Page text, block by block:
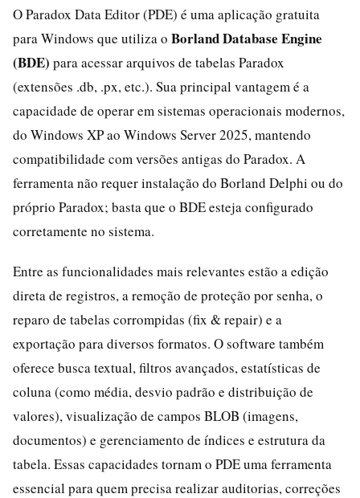
O Paradox Data Editor (PDE) é uma aplicação gratuita
para Windows que utiliza o Borland Database Engine
(BDE) para acessar arquivos de tabelas Paradox
(extensões .db, .px, etc.). Sua principal vantagem é a
capacidade de operar em sistemas operacionais modernos,
do Windows XP ao Windows Server 2025, mantendo
compatibilidade com versões antigas do Paradox. A
ferramenta não requer instalação do Borland Delphi ou do
próprio Paradox; basta que o BDE esteja configurado
corretamente no sistema.
Entre as funcionalidades mais relevantes estão a edição
direta de registros, a remoção de proteção por senha, o
reparo de tabelas corrompidas (fix & repair) e a
exportação para diversos formatos. O software também
oferece busca textual, filtros avançados, estatísticas de
coluna (como média, desvio padrão e distribuição de
valores), visualização de campos BLOB (imagens,
documentos) e gerenciamento de índices e estrutura da
tabela. Essas capacidades tornam o PDE uma ferramenta
essencial para quem precisa realizar auditorias, correções